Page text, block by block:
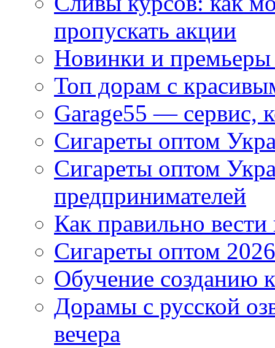
пропускать акции
Новинки и
Топ дорам с
Garage55 — сервис,
Сигареты оптом
Сигареты оптом
предпринимателей
Как правильно
Сигареты оптом
Обучение созданию
Дорамы с русской
вечера